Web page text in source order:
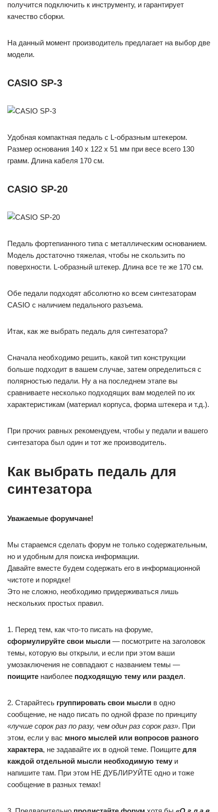
получится подключить к инструменту, и гарантирует
качество сборки.
На данный момент производитель предлагает на выбор две
модели.
CASIO SP-3
Удобная компактная педаль с L-образным штекером.
Размер основания 140 х 122 х 51 мм при весе всего 130
грамм. Длина кабеля 170 см.
CASIO SP-20
Педаль фортепианного типа с металлическим основанием.
Модель достаточно тяжелая, чтобы не скользить по
поверхности. L-образный штекер. Длина все те же 170 см.
Обе педали подходят абсолютно ко всем синтезаторам
CASIO с наличием педального разъема.
Итак, как же выбрать педаль для синтезатора?
Сначала необходимо решить, какой тип конструкции
больше подходит в вашем случае, затем определиться с
полярностью педали. Ну а на последнем этапе вы
сравниваете несколько подходящих вам моделей по их
характеристикам (материал корпуса, форма штекера и т.д.).
При прочих равных рекомендуем, чтобы у педали и вашего
синтезатора был один и тот же производитель.
Как выбрать педаль для
синтезатора
Уважаемые форумчане!
Мы стараемся сделать форум не только содержательным,
но и удобным для поиска информации.
Давайте вместе будем содержать его в информационной
чистоте и порядке!
Это не сложно, необходимо придерживаться лишь
нескольких простых правил.
1. Перед тем, как что-то писать на форуме,
сформулируйте свои мысли — посмотрите на заголовок
темы, которую вы открыли, и если при этом ваши
умозаключения не совпадают с названием темы —
поищите наиболее подходящую тему или раздел.
2. Старайтесь группировать свои мысли в одно
сообщение, не надо писать по одной фразе по принципу
«лучше сорок раз по разу, чем один раз сорок раз». При
этом, если у вас много мыслей или вопросов разного
характера, не задавайте их в одной теме. Поищите для
каждой отдельной мысли необходимую тему и
напишите там. При этом НЕ ДУБЛИРУЙТЕ одно и тоже
сообщение в разных темах!